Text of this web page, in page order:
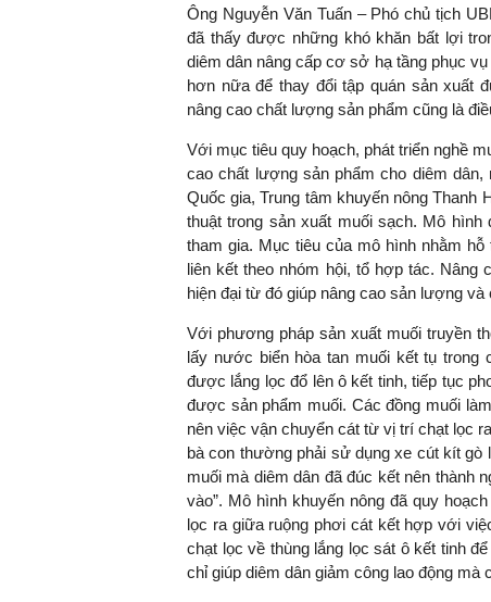
Ông Nguyễn Văn Tuấn – Phó chủ tịch
đã thấy được những khó khăn bất lợi
diêm dân nâng cấp cơ sở hạ tầng phục
hơn nữa để thay đổi tập quán sản xuất
nâng cao chất lượng sản phẩm cũng là
Với mục tiêu quy hoạch, phát triển nghề
cao chất lượng sản phẩm cho diêm
Quốc gia, Trung tâm khuyến nông Thanh
thuật trong sản xuất muối sạch. Mô
tham gia. Mục tiêu của mô hình nhằm
liên kết theo nhóm hội, tổ hợp tác.
hiện đại từ đó giúp nâng cao sản lượng
Với phương pháp sản xuất muối truyền
lấy nước biển hòa tan muối kết tụ
được lắng lọc đổ lên ô kết tinh, tiếp tục
được sản phẩm muối. Các đồng muối
nên việc vận chuyển cát từ vị trí chạt lọc
bà con thường phải sử dụng xe cút kít gò
muối mà diêm dân đã đúc kết nên thành
vào”. Mô hình khuyến nông đã quy
lọc ra giữa ruộng phơi cát kết hợp với
chạt lọc về thùng lắng lọc sát ô kết tinh
chỉ giúp diêm dân giảm công lao động
TS. Nguyễn Đức Độ -
Viện Kinh tế Tài chính
"Có rất nhiều
ngay từ bây giờ
đang được tiến
đầu tư cho
nghệ; ban
khuyến khích